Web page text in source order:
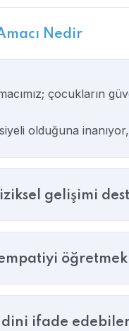
Nedir
olduğuna
gelişimi
ifade